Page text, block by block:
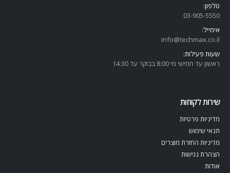
טלפון:
03-905-5550
אימייל:
info@techmax.co.il
שעות פעילות:
ראשון עד חמישי מי 8:00 בבוקר עד 14:30
שירות לקוחות
מדיניות פרטיות
תנאי שימוש
מדיניות החזרת מוצרים
הצהרת נגישות
אודות